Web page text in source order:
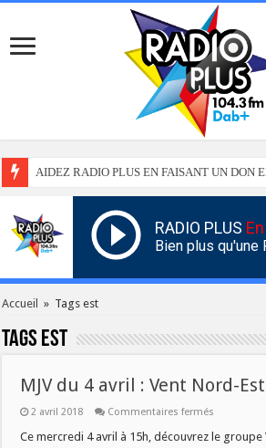
AIDEZ RADIO PLUS EN FAISANT UN DON
RADIO PLUS
Bien plus qu'une
Accueil » Tags est
Tags est
MJV du 4 avril : Vent Nord-Est
2 avril 2018 Commentaires fermés
du
Ce mercredi 4 avril à 15h, découvrez le groupe